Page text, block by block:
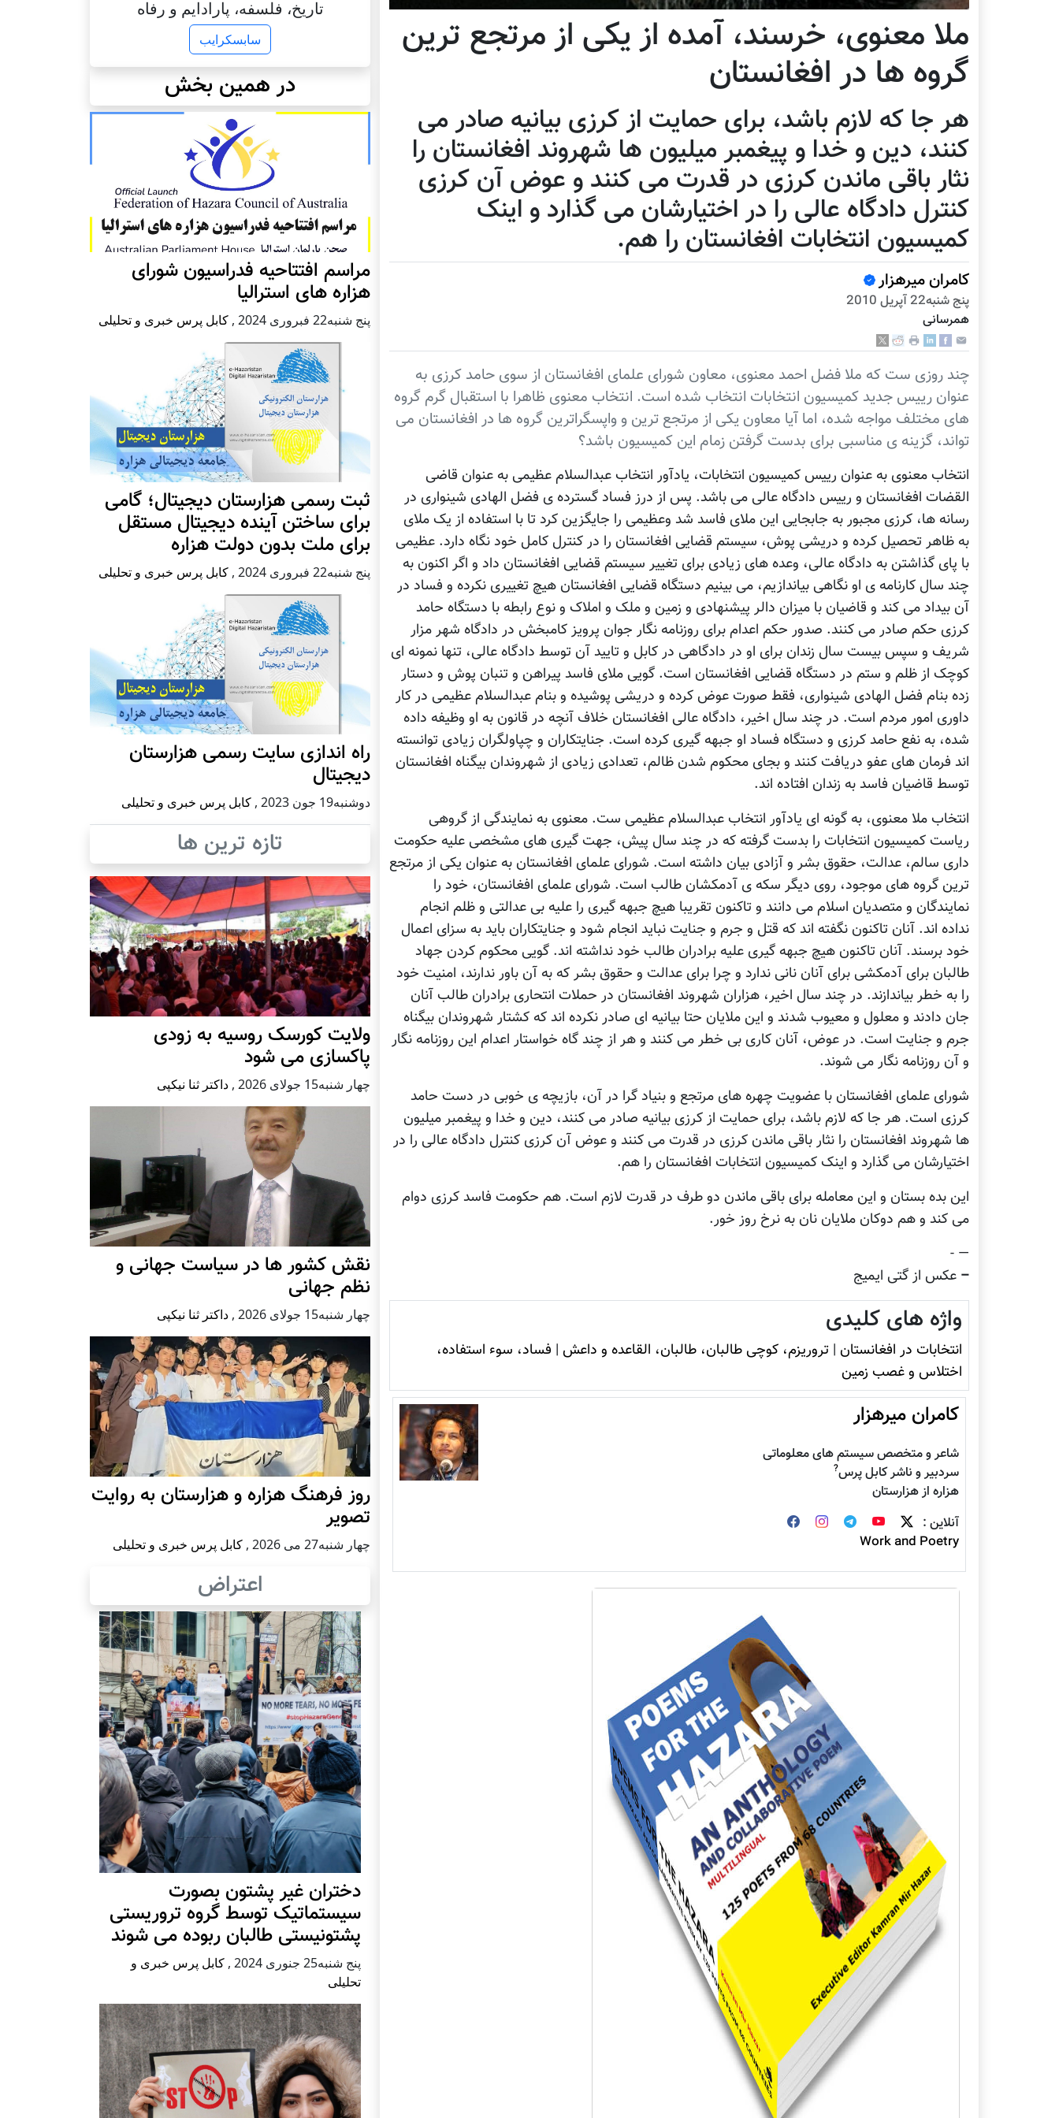
ملا معنوی، خرسند، آمده از یکی از مرتجع ترین
گروه ها در افغانستان
هر جا که لازم باشد، برای حمایت از کرزی بیانیه صادر می
کنند، دین و خدا و پیغمبر میلیون ها شهروند افغانستان را
نثار باقی ماندن کرزی در قدرت می کنند و عوض آن کرزی
کنترل دادگاه عالی را در اختیارشان می گذارد و اینک
کميسیون انتخابات افغانستان را هم.
کامران میرهزار
پنج شنبه22 آپریل 2010
همرسانی
چند روزی ست که ملا فضل احمد معنوی، معاون شورای علمای افغانستان از سوی حامد کرزی به
عنوان رییس جدید کمیسیون انتخابات انتخاب شده است. انتخاب معنوی ظاهرا با استقبال گرم گروه
های مختلف مواجه شده، اما آيا معاون يکی از مرتجع ترین و واپسگراترین گروه ها در افغانستان می
تواند، گزینه ی مناسبی برای بدست گرفتن زمام این کمیسیون باشد؟
انتخاب معنوی به عنوان رييس کمیسیون انتخابات، یادآور انتخاب عبدالسلام عظیمی به عنوان قاضی
القضات افغانستان و رييس دادگاه عالی می باشد. پس از درز فساد گسترده ی فضل الهادی شینواری در
رسانه ها، کرزی مجبور به جابجایی اين ملای فاسد شد وعظیمی را جایگزین کرد تا با استفاده از يک ملای
به ظاهر تحصیل کرده و دريشی پوش، سیستم قضایی افغانستان را در کنترل کامل خود نگاه دارد. عظیمی
با پای گذاشتن به دادگاه عالی، وعده های زیادی برای تغییر سیستم قضایی افغانستان داد و اگر اکنون به
چند سال کارنامه ی او نگاهی بیاندازیم، می بینیم دستگاه قضایی افغانستان هيچ تغييری نکرده و فساد در
آن بیداد می کند و قاضیان با میزان دالر پیشنهادی و زمین و ملک و املاک و نوع رابطه با دستگاه حامد
کرزی حکم صادر می کنند. صدور حکم اعدام برای روزنامه نگار جوان پرويز کامبخش در دادگاه شهر مزار
شریف و سپس بیست سال زندان برای او در دادگاهی در کابل و تایید آن توسط دادگاه عالی، تنها نمونه ای
کوچک از ظلم و ستم در دستگاه قضایی افغانستان است. گویی ملای فاسد پیراهن و تنبان پوش و دستار
زده بنام فضل الهادی شینواری، فقط صورت عوض کرده و دریشی پوشیده و بنام عبدالسلام عظیمی در کار
داوری امور مردم است. در چند سال اخیر، دادگاه عالی افغانستان خلاف آنچه در قانون به او وظیفه داده
شده، به نفع حامد کرزی و دستگاه فساد او جبهه گیری کرده است. جنایتکاران و چپاولگران زیادی توانسته
اند فرمان های عفو دریافت کنند و بجای محکوم شدن ظالم، تعدادی زیادی از شهروندان بیگناه افغانستان
توسط قاضیان فاسد به زندان افتاده اند.
انتخاب ملا معنوی، به گونه ای یادآور انتخاب عبدالسلام عظیمی ست. معنوی به نمایندگی از گروهی
ریاست کمیسیون انتخابات را بدست گرفته که در چند سال پيش، جهت گيری های مشخصی علیه حکومت
داری سالم، عدالت، حقوق بشر و آزادی بیان داشته است. شورای علمای افغانستان به عنوان يکی از مرتجع
ترين گروه های موجود، روی دیگر سکه ی آدمکشان طالب است. شورای علمای افغانستان، خود را
نمایندگان و متصدیان اسلام می دانند و تاکنون تقریبا هیچ جبهه گیری را علیه بی عدالتی و ظلم انجام
نداده اند. آنان تاکنون نگفته اند که قتل و جرم و جنایت نباید انجام شود و جنایتکاران باید به سزای اعمال
خود برسند. آنان تاکنون هيچ جبهه گيری علیه برادران طالب خود نداشته اند. گویی محکوم کردن جهاد
طالبان برای آدمکشی برای آنان نانی ندارد و چرا برای عدالت و حقوق بشر که به آن باور ندارند، امنیت خود
را به خطر بیاندازند. در چند سال اخیر، هزاران شهروند افغانستان در حملات انتحاری برادران طالب آنان
جان دادند و معلول و معیوب شدند و اين ملایان حتا بیانیه ای صادر نکرده اند که کشتار شهروندان بیگناه
جرم و جنایت است. در عوض، آنان کاری بی خطر می کنند و هر از چند گاه خواستار اعدام اين روزنامه نگار
و آن روزنامه نگار می شوند.
شورای علمای افغانستان با عضویت چهره های مرتجع و بنیاد گرا در آن، بازیچه ی خوبی در دست حامد
کرزی است. هر جا که لازم باشد، برای حمایت از کرزی بیانیه صادر می کنند، دین و خدا و پیغمبر میلیون
ها شهروند افغانستان را نثار باقی ماندن کرزی در قدرت می کنند و عوض آن کرزی کنترل دادگاه عالی را در
اختیارشان می گذارد و اینک کميسیون انتخابات افغانستان را هم.
اين بده بستان و اين معامله برای باقی ماندن دو طرف در قدرت لازم است. هم حکومت فاسد کرزی دوام
می کند و هم دوکان ملایان نان به نرخ روز خور.
— -
– عکس از گتی ایمیج
واژه های کلیدی
انتخابات در افغانستان | تروريزم، کوچی طالبان، طالبان، القاعده و داعش | فساد، سوء استفاده،
اختلاس و غصب زمين
کامران میرهزار
شاعر و متخصص سیستم های معلوماتی
سردبیر و ناشر کابل پرس?
هزاره از هزارستان
آنلاین :
Work and Poetry
تاریخ، فلسفه، پارادایم و رفاه
سابسکرایب
در همین بخش
مراسم افتتاحیه فدراسیون شورای
هزاره های استرالیا
پنج شنبه22 فبروری 2024 , کابل پرس خبری و تحلیلی
ثبت رسمی هزارستان دیجیتال؛ گامی
برای ساختن آینده دیجیتال مستقل
برای ملت بدون دولت هزاره
پنج شنبه22 فبروری 2024 , کابل پرس خبری و تحلیلی
راه اندازی سایت رسمی هزارستان
دیجیتال
دوشنبه19 جون 2023 , کابل پرس خبری و تحلیلی
تازه ترین ها
ولایت کورسک روسیه به زودی
پاکسازی می شود
چهار شنبه15 جولای 2026 , داکتر ثنا نیکپی
نقش کشور ها در سیاست جهانی و
نظم جهانی
چهار شنبه15 جولای 2026 , داکتر ثنا نیکپی
روز فرهنگ هزاره و هزارستان به روایت
تصویر
چهار شنبه27 می 2026 , کابل پرس خبری و تحلیلی
اعتراض
دختران غیر پشتون بصورت
سیستماتیک توسط گروه تروریستی
پشتونیستی طالبان ربوده می شوند
پنج شنبه25 جنوری 2024 , کابل پرس خبری و
تحلیلی